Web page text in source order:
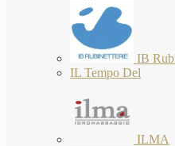
IB
IL Tempo Del
ILMA